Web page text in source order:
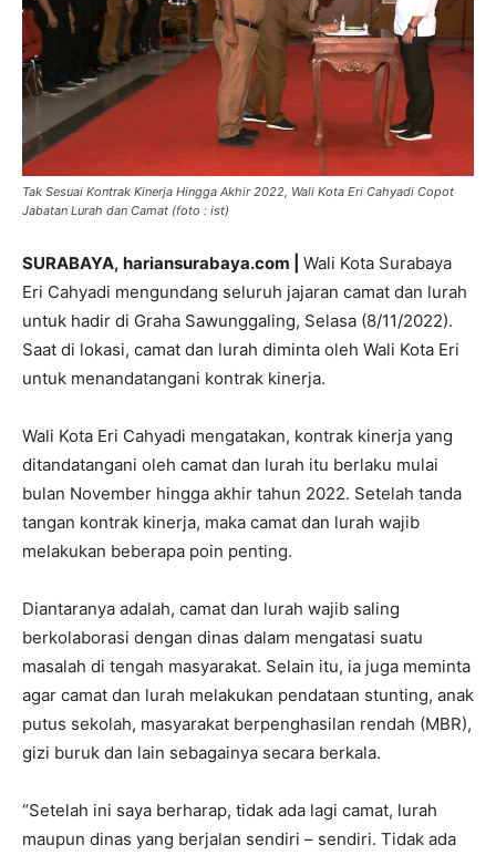
Tak Sesuai Kontrak Kinerja Hingga Akhir 2022, Wali Kota Eri Cahyadi Copot
Jabatan Lurah dan Camat (foto : ist)
SURABAYA, hariansurabaya.com | Wali Kota Surabaya
Eri Cahyadi mengundang seluruh jajaran camat dan lurah
untuk hadir di Graha Sawunggaling, Selasa (8/11/2022).
Saat di lokasi, camat dan lurah diminta oleh Wali Kota Eri
untuk menandatangani kontrak kinerja.
Wali Kota Eri Cahyadi mengatakan, kontrak kinerja yang
ditandatangani oleh camat dan lurah itu berlaku mulai
bulan November hingga akhir tahun 2022. Setelah tanda
tangan kontrak kinerja, maka camat dan lurah wajib
melakukan beberapa poin penting.
Diantaranya adalah, camat dan lurah wajib saling
berkolaborasi dengan dinas dalam mengatasi suatu
masalah di tengah masyarakat. Selain itu, ia juga meminta
agar camat dan lurah melakukan pendataan stunting, anak
putus sekolah, masyarakat berpenghasilan rendah (MBR),
gizi buruk dan lain sebagainya secara berkala.
“Setelah ini saya berharap, tidak ada lagi camat, lurah
maupun dinas yang berjalan sendiri – sendiri. Tidak ada